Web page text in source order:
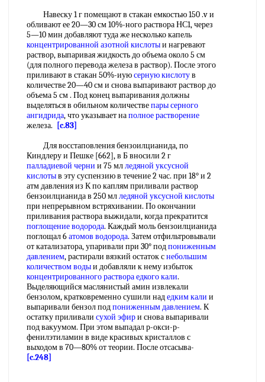
Навеску 1 г помещают в стакан емкостью 150 .v и
обливают ее 20—30 см 10%-ного раствора НС1, через
5—10 мин добавляют туда же несколько капель
концентрированной азотной кислотыи нагревают
раствор, выпаривая жидкость до объема около 5 см
(для полного перевода железа в раствор). После этого
приливают в стакан 50%-иуюсерную кислотув
количестве 20—40 см и снова выпаривают раствор до
объема 5 см . Под конец выпаривания должны
выделяться в обильном количествепары серного
ангидрида, что указывает наполное растворение
железа.
[c.83]
Для восстаповления бензоилцианида, по
Киндлеру и Пешке [662], в Б вносили 2 г
палладиевой черни и 75 млледяной уксусной
кислотыв эту суспензию в течение 2 час. при 18° и 2
атм давления из К по каплям приливали раствор
бензоилцианида в 250 млледяной уксусной кислоты
при непрерывном встряхивании. По окончании
приливания раствора выжидали, когда прекратится
поглощение водорода. Каждый моль бензоилцианида
поглощал 6атомов водорода. Затем отфильтровывали
от катализатора, упаривали при 30° подпониженным
давлением, растирали вязкий остаток снебольшим
количеством водыи добавляли к нему избыток
концентрированного раствора едкого кали.
Выделяющийся маслянистый амин извлекали
бензолом, кратковременно сушили надедким кали и
выпаривали бензол подпониженным давлением. К
остатку приливали сухой эфири снова выпаривали
под вакуумом. При этом выпадал р-окси-р-
фенилэтиламин в виде красивых кристаллов с
выходом в 70—80% от теории. После отсасыва-
[c.248]